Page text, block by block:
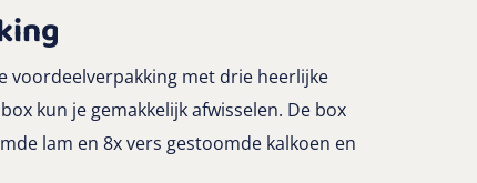
voordeelverpakking met drie heerlijke
kun je gemakkelijk afwisselen. De box
lam en 8x vers gestoomde kalkoen en